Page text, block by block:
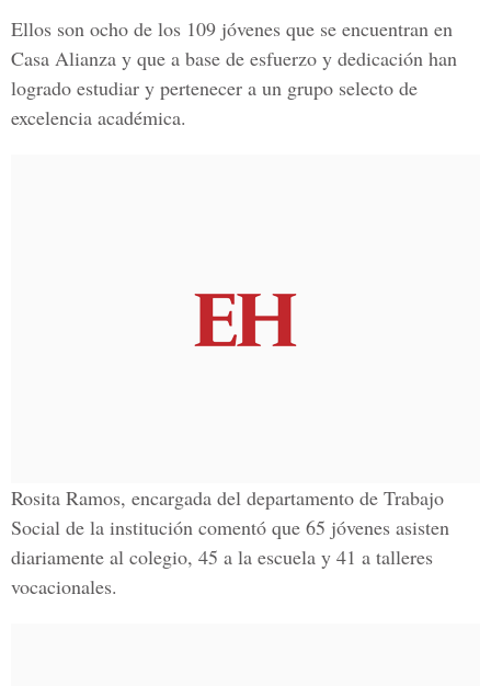
Ellos son ocho de los 109 jóvenes que se encuentran en
Casa Alianza y que a base de esfuerzo y dedicación han
logrado estudiar y pertenecer a un grupo selecto de
excelencia académica.
Rosita Ramos, encargada del departamento de Trabajo
Social de la institución comentó que 65 jóvenes asisten
diariamente al colegio, 45 a la escuela y 41 a talleres
vocacionales.